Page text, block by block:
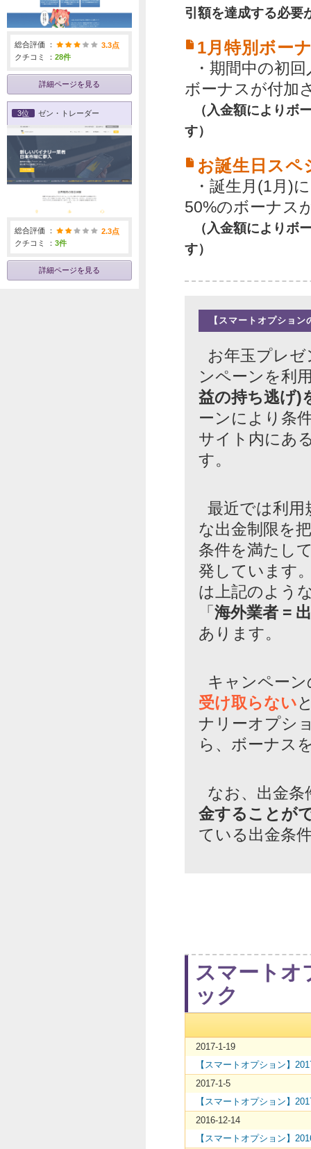
引額を達成する必要
1月特別ボー
・期間中の初
ボーナスが付加
（入金額によりボ
す）
お誕生日ス
・誕生月(1月)
50%のボーナス
（入金額によりボ
す）
【スマートオプショ
お年玉プレ
ンペーンを利
益の持ち逃げ)
ーンにより条
サイト内にあ
す。
最近では利用
な出金制限を
条件を満たし
発しています
は上記のよう
「 海外業者 =
あります。
キャンペー
受け取らない
ナリーオプシ
ら、ボーナス
なお、出金
金することが
ている出金条
スマートオ
ック
2017-1-19
【スマートオプション】
2017-1-5
【スマートオプション】
2016-12-14
【スマートオプション】
総合評価 ：
3.3点
クチコミ ： 28件
詳細ページを見る
3位 ゼン・トレーダー
総合評価 ：
2.3点
クチコミ ： 3件
詳細ページを見る